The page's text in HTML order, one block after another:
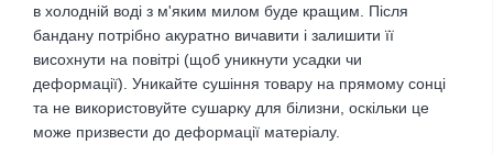
в холодній воді з м'яким милом буде кращим. Після
бандану потрібно акуратно вичавити і залишити її
висохнути на повітрі (щоб уникнути усадки чи
деформації). Уникайте сушіння товару на прямому сонці
та не використовуйте сушарку для білизни, оскільки це
може призвести до деформації матеріалу.